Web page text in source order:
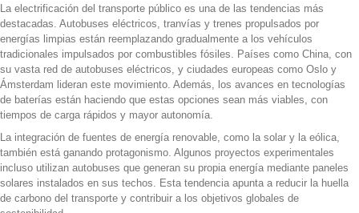
La electrificación del transporte público es una de las tendencias más
destacadas. Autobuses eléctricos, tranvías y trenes propulsados por
energías limpias están reemplazando gradualmente a los vehículos
tradicionales impulsados por combustibles fósiles. Países como China, con
su vasta red de autobuses eléctricos, y ciudades europeas como Oslo y
Ámsterdam lideran este movimiento. Además, los avances en tecnologías
de baterías están haciendo que estas opciones sean más viables, con
tiempos de carga rápidos y mayor autonomía.
La integración de fuentes de energía renovable, como la solar y la eólica,
también está ganando protagonismo. Algunos proyectos experimentales
incluso utilizan autobuses que generan su propia energía mediante paneles
solares instalados en sus techos. Esta tendencia apunta a reducir la huella
de carbono del transporte y contribuir a los objetivos globales de